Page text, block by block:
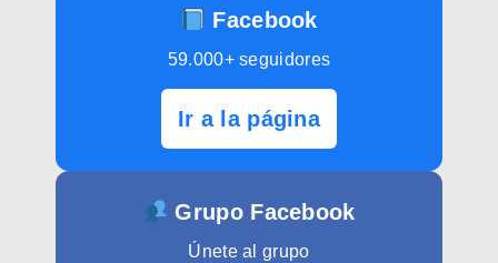
Facebook
59.000+ seguidores
Ir a la página
Grupo Facebook
Únete al grupo